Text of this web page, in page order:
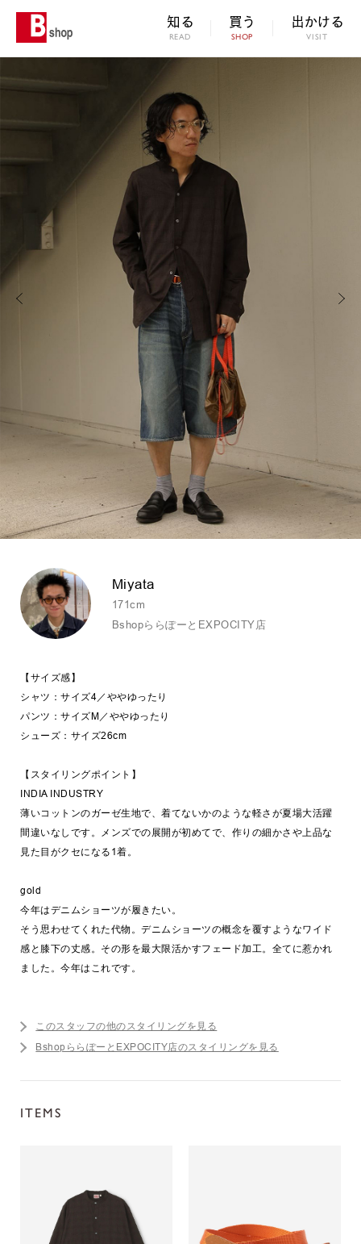
知る
READ
買う
SHOP
出かける
VISIT
Miyata
171cm
BshopららぽーとEXPOCITY店
【サイズ感】
シャツ：サイズ4／ややゆったり
パンツ：サイズM／ややゆったり
シューズ：サイズ26cm
【スタイリングポイント】
INDIA INDUSTRY
薄いコットンのガーゼ生地で、着てないかのような軽さが夏場大活躍
間違いなしです。メンズでの展開が初めてで、作りの細かさや上品な
見た目がクセになる1着。
gold
今年はデニムショーツが履きたい。
そう思わせてくれた代物。デニムショーツの概念を覆すようなワイド
感と膝下の丈感。その形を最大限活かすフェード加工。全てに惹かれ
ました。今年はこれです。
このスタッフの他のスタイリングを見る
BshopららぽーとEXPOCITY店のスタイリングを見る
ITEMS